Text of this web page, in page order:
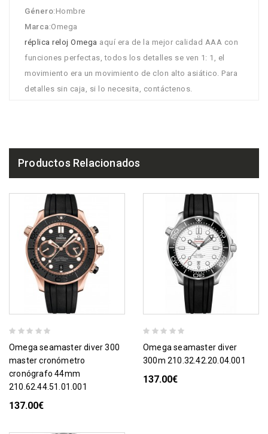
Género:Hombre
Marca:Omega
réplica reloj Omega aquí era de la mejor calidad AAA con
funciones perfectas, todos los detalles se ven 1: 1, el
movimiento era un movimiento de clon alto asiático. Para
detalles sin caja, si lo necesita, contáctenos.
Productos Relacionados
omega seamaster diver 300
master cronómetro
cronógrafo 44mm
210.62.44.51.01.001
137.00€
omega seamaster diver
300m 210.32.42.20.04.001
137.00€